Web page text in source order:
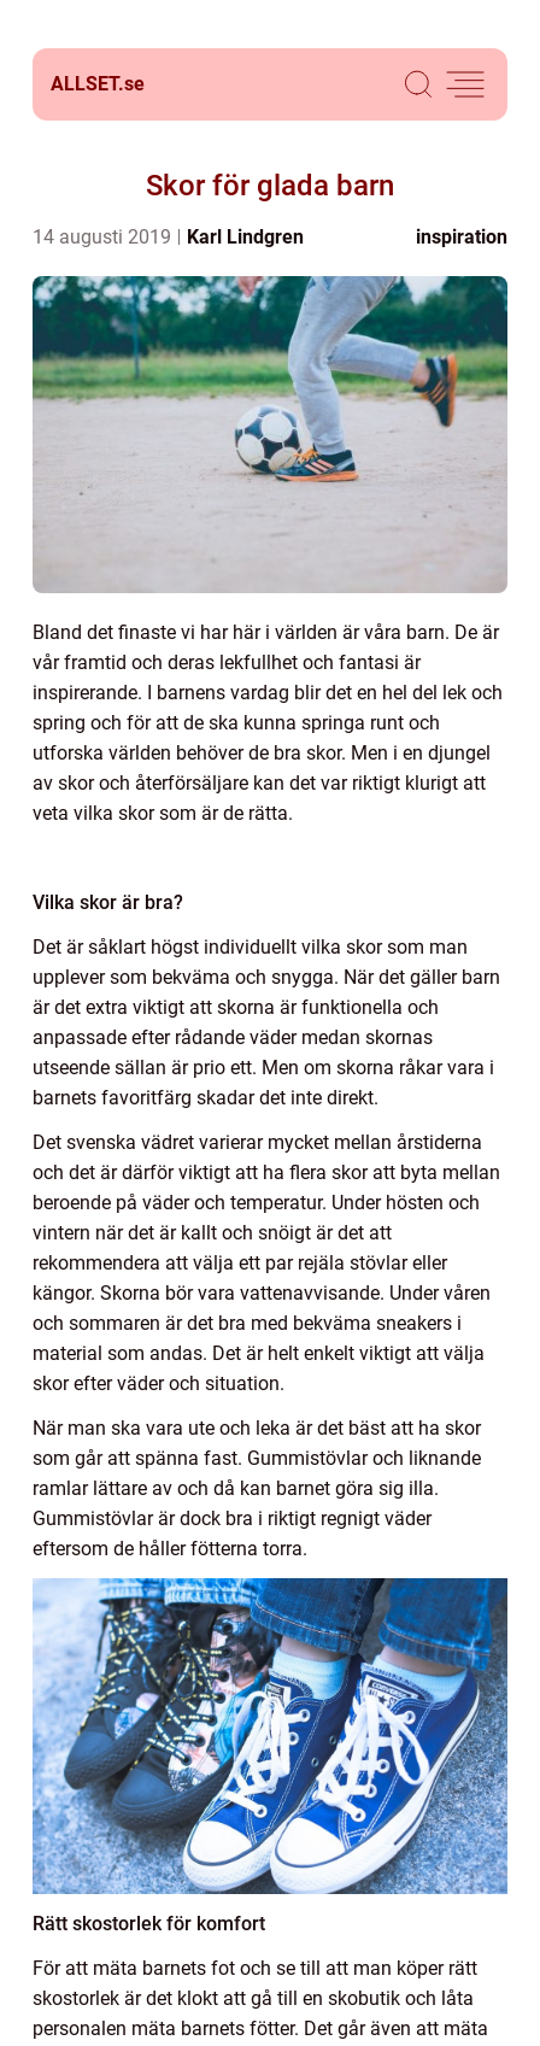
ALLSET.se
Skor för glada barn
14 augusti 2019 Karl Lindgren inspiration
Bland det finaste vi har här i världen är våra barn. De är
vår framtid och deras lekfullhet och fantasi är
inspirerande. I barnens vardag blir det en hel del lek och
spring och för att de ska kunna springa runt och
utforska världen behöver de bra skor. Men i en djungel
av skor och återförsäljare kan det var riktigt klurigt att
veta vilka skor som är de rätta.
Vilka skor är bra?
Det är såklart högst individuellt vilka skor som man
upplever som bekväma och snygga. När det gäller barn
är det extra viktigt att skorna är funktionella och
anpassade efter rådande väder medan skornas
utseende sällan är prio ett. Men om skorna råkar vara i
barnets favoritfärg skadar det inte direkt.
Det svenska vädret varierar mycket mellan årstiderna
och det är därför viktigt att ha flera skor att byta mellan
beroende på väder och temperatur. Under hösten och
vintern när det är kallt och snöigt är det att
rekommendera att välja ett par rejäla stövlar eller
kängor. Skorna bör vara vattenavvisande. Under våren
och sommaren är det bra med bekväma sneakers i
material som andas. Det är helt enkelt viktigt att välja
skor efter väder och situation.
När man ska vara ute och leka är det bäst att ha skor
som går att spänna fast. Gummistövlar och liknande
ramlar lättare av och då kan barnet göra sig illa.
Gummistövlar är dock bra i riktigt regnigt väder
eftersom de håller fötterna torra.
Rätt skostorlek för komfort
För att mäta barnets fot och se till att man köper rätt
skostorlek är det klokt att gå till en skobutik och låta
personalen mäta barnets fötter. Det går även att mäta